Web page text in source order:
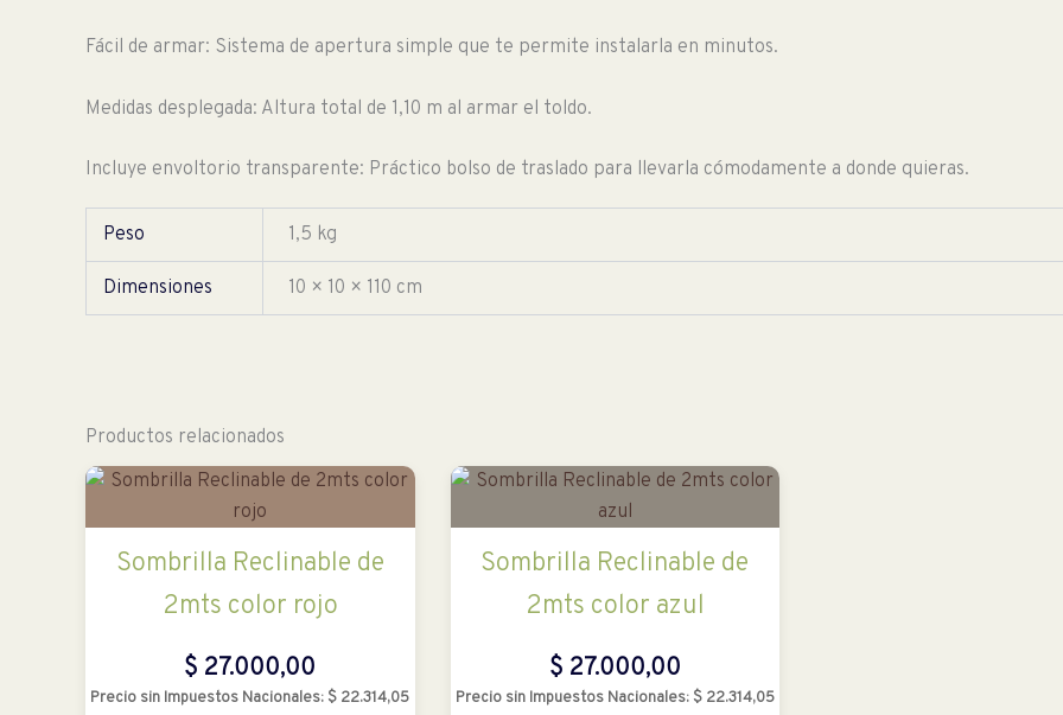
Fácil de armar: Sistema de apertura simple que te permite instalarla en minutos.
Medidas desplegada: Altura total de 1,10 m al armar el toldo.
Incluye envoltorio transparente: Práctico bolso de traslado para llevarla cómodamente a donde quieras.
Peso 1,5 kg
Dimensiones 10 × 10 × 110 cm
Productos relacionados
Sombrilla Reclinable de
2mts color rojo
$ 27.000,00
Precio sin Impuestos Nacionales: $ 22.314,05
Sombrilla Reclinable de
2mts color azul
$ 27.000,00
Precio sin Impuestos Nacionales: $22.314,05